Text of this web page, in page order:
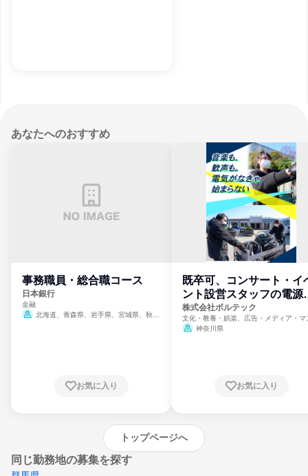
あなたへのおすすめ
事務職員・総合職コース
日本銀行
金融
北海道、青森県、岩手県、宮城県、秋田
崎県、熊本県、大分県、宮崎県、鹿児島県、
お気に入り
既卒可、コンサート・イ
ント設営スタッフの電源
門
株式会社ボルテック
文化・教養・娯楽、広告・メディア・マ
ミ、電力・ガス・水道・エネルギー
神奈川県
お気に入り
トップページへ
同じ勤務地の募集を探す